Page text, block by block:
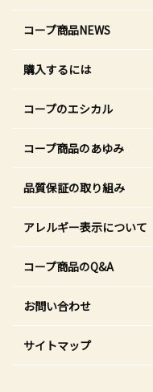
コープ商品NEWS
購入するには
コープのエシカル
コープ商品のあゆみ
品質保証の取り組み
アレルギー表示について
コープ商品のQ&A
お問い合わせ
サイトマップ